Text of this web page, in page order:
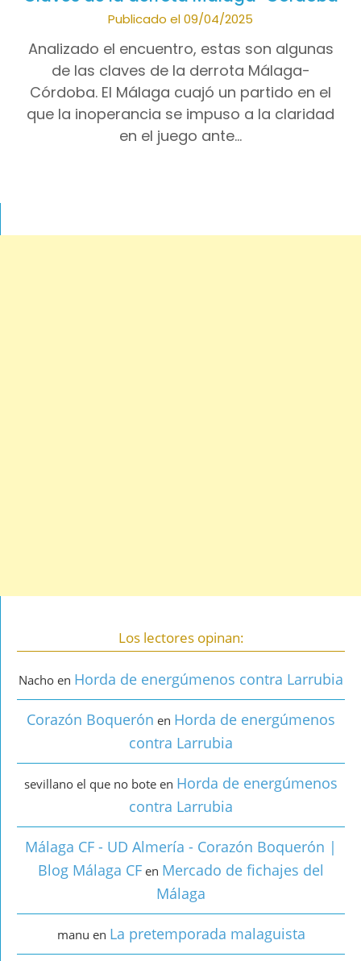
Publicado el 09/04/2025
Analizado el encuentro, estas son algunas
de las claves de la derrota Málaga-
Córdoba. El Málaga cuajó un partido en el
que la inoperancia se impuso a la claridad
en el juego ante…
Los lectores opinan:
Nacho en Horda de energúmenos contra Larrubia
Corazón Boquerón en Horda de energúmenos
contra Larrubia
sevillano el que no bote en Horda de energúmenos
contra Larrubia
Málaga CF - UD Almería - Corazón Boquerón |
Blog Málaga CF en Mercado de fichajes del
Málaga
manu en La pretemporada malaguista